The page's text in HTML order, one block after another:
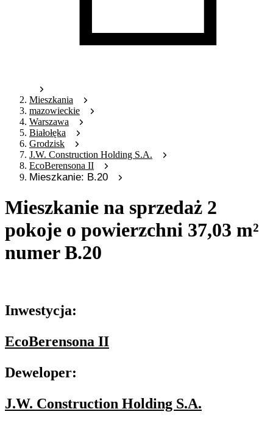
Mieszkania
mazowieckie
Warszawa
Białołęka
Grodzisk
J.W. Construction Holding S.A.
EcoBerensona II
Mieszkanie: B.20
Mieszkanie na sprzedaż 2
pokoje o powierzchni 37,03 m²
numer B.20
Inwestycja:
EcoBerensona II
Deweloper:
J.W. Construction Holding S.A.